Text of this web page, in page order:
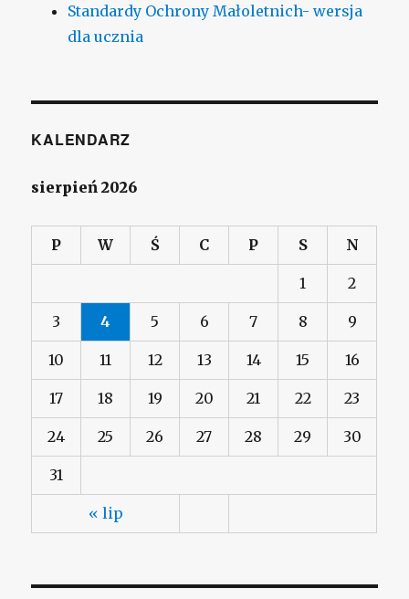
Standardy Ochrony Małoletnich- wersja
dla ucznia
KALENDARZ
sierpień 2026
P W Ś C P S N
« lip
1 2
3 4 5 6 7 8 9
10 11 12 13 14 15 16
17 18 19 20 21 22 23
24 25 26 27 28 29 30
31